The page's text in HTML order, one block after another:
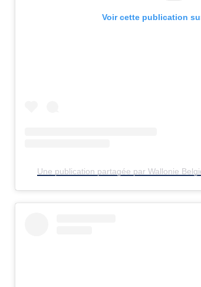
Voir cette publication
Une publication partagée par Wallonie